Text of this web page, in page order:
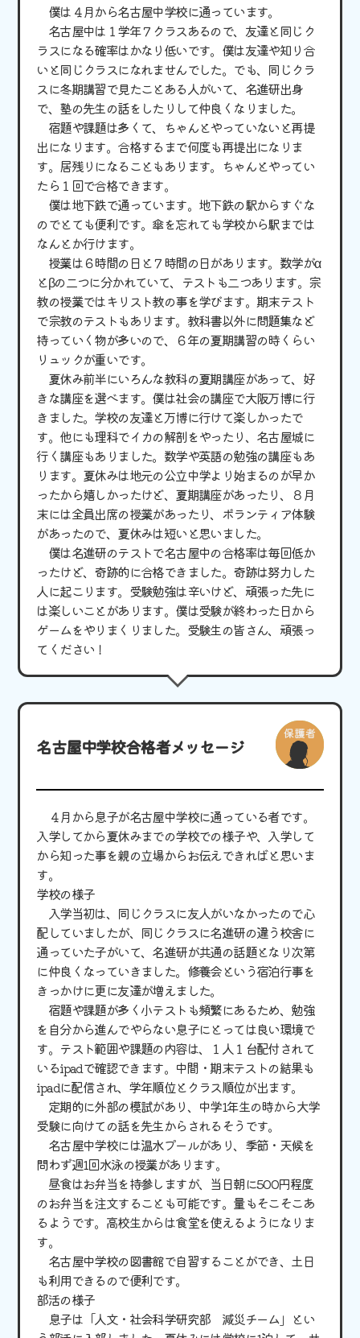
僕は４月から名古屋中学校に通っています。
名古屋中は１学年７クラスあるので、友達と同じク
ラスになる確率はかなり低いです。僕は友達や知り合
いと同じクラスになれませんでした。でも、同じクラ
スに冬期講習で見たことある人がいて、名進研出身
で、塾の先生の話をしたりして仲良くなりました。
宿題や課題は多くて、ちゃんとやっていないと再提
出になります。合格するまで何度も再提出になりま
す。居残りになることもあります。ちゃんとやってい
たら１回で合格できます。
僕は地下鉄で通っています。地下鉄の駅からすぐな
のでとても便利です。傘を忘れても学校から駅までは
なんとか行けます。
授業は６時間の日と７時間の日があります。数学がα
とβの二つに分かれていて、テストも二つあります。宗
教の授業ではキリスト教の事を学びます。期末テスト
で宗教のテストもあります。教科書以外に問題集など
持っていく物が多いので、６年の夏期講習の時くらい
リュックが重いです。
夏休み前半にいろんな教科の夏期講座があって、好
きな講座を選べます。僕は社会の講座で大阪万博に行
きました。学校の友達と万博に行けて楽しかったで
す。他にも理科でイカの解剖をやったり、名古屋城に
行く講座もありました。数学や英語の勉強の講座もあ
ります。夏休みは地元の公立中学より始まるのが早か
ったから嬉しかったけど、夏期講座があったり、８月
末には全員出席の授業があったり、ボランティア体験
があったので、夏休みは短いと思いました。
僕は名進研のテストで名古屋中の合格率は毎回低か
ったけど、奇跡的に合格できました。奇跡は努力した
人に起こります。受験勉強は辛いけど、頑張った先に
は楽しいことがあります。僕は受験が終わった日から
ゲームをやりまくりました。受験生の皆さん、頑張っ
てください！
名古屋中学校合格者メッセージ
４月から息子が名古屋中学校に通っている者です。
入学してから夏休みまでの学校での様子や、入学して
から知った事を親の立場からお伝えできればと思いま
す。
学校の様子
入学当初は、同じクラスに友人がいなかったので心
配していましたが、同じクラスに名進研の違う校舎に
通っていた子がいて、名進研が共通の話題となり次第
に仲良くなっていきました。修養会という宿泊行事を
きっかけに更に友達が増えました。
宿題や課題が多く小テストも頻繁にあるため、勉強
を自分から進んでやらない息子にとっては良い環境で
す。テスト範囲や課題の内容は、１人１台配付されて
いるipadで確認できます。中間・期末テストの結果も
ipadに配信され、学年順位とクラス順位が出ます。
定期的に外部の模試があり、中学1年生の時から大学
受験に向けての話を先生からされるそうです。
名古屋中学校には温水プールがあり、季節・天候を
問わず週1回水泳の授業があります。
昼食はお弁当を持参しますが、当日朝に500円程度
のお弁当を注文することも可能です。量もそこそこあ
るようです。高校生からは食堂を使えるようになりま
す。
名古屋中学校の図書館で自習することができ、土日
も利用できるので便利です。
部活の様子
息子は「人文・社会科学研究部 減災チーム」とい